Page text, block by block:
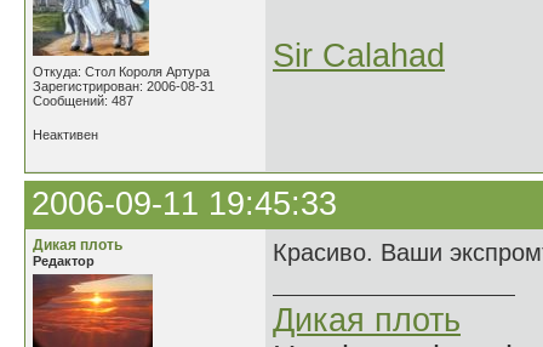
Откуда: Стол Короля Артура
Зарегистрирован: 2006-08-31
Сообщений: 487
Sir Calahad
Неактивен
2006-09-11 19:45:33
Дикая плоть
Редактор Красиво. Ваши
Дикая плоть